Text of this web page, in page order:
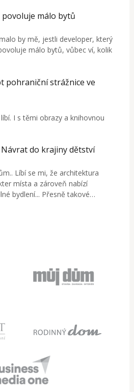
povoluje málo bytů
by mě, jestli developer, který
málo bytů, vůbec ví, kolik
pohraniční strážnice ve
I s těmi obrazy a knihovnou
Návrat do krajiny dětství
Líbí se mi, že architektura
místa a zároveň nabízí
bydlení... Přesně takové…